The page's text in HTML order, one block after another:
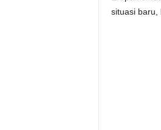
situasi baru,